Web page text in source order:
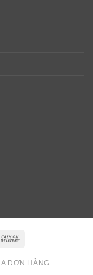
Delivery
ĐƠN HÀNG